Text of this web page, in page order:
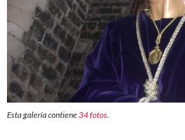
Esta galería contiene34 fotos.